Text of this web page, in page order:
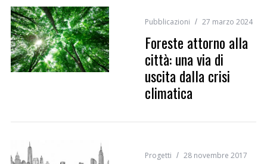
Pubblicazioni 27 marzo 2024
Foreste attorno alla
città: una via di
uscita dalla crisi
climatica
Progetti 28 novembre 2017